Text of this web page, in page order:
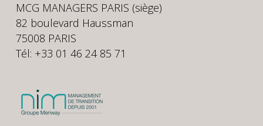
MCG MANAGERS PARIS (siège)
82 boulevard Haussman
75008 PARIS
Tél: +33 01 46 24 85 71